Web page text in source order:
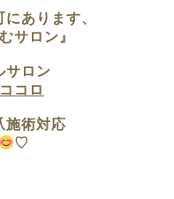
にあります、
サロン』
サロン
コロ
施術対応
♡